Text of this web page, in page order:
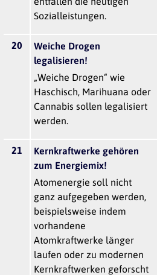
Sozialleistungen.
20
Weiche Drogen
legalisieren!
„Weiche Drogen“ wie
Haschisch, Marihuana oder
Cannabis sollen legalisiert
werden.
21
Kernkraftwerke gehören
zum Energiemix!
Atomenergie soll nicht
ganz aufgegeben werden,
beispielsweise indem
vorhandene
Atomkraftwerke länger
laufen oder zu modernen
Kernkraftwerken geforscht